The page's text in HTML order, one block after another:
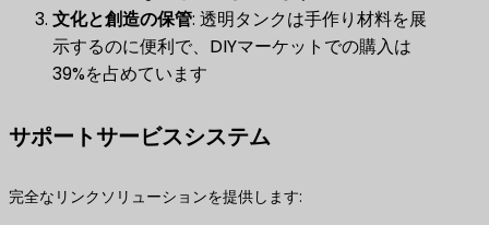
文化と創造の保管​: 透明タンクは手作り材料を展
示するのに便利で、DIYマーケットでの購入は
39%を占めています
サポートサービスシステム
完全なリンクソリューションを提供します: